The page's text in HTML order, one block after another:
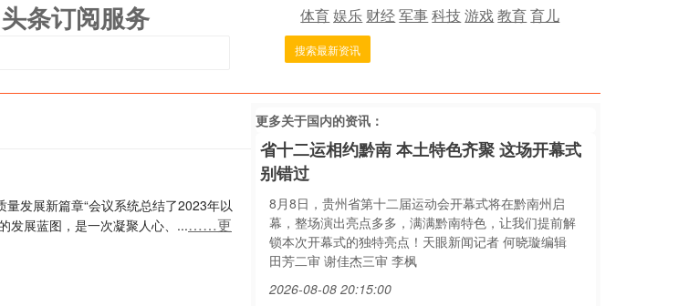
头条订阅服务 体育娱乐 财经军事科技游戏教育育儿
搜索最新资讯
发展新篇章“会议系统总结了2023年以
发展蓝图，是一次凝聚人心、...……更
更多关于国内的资讯：
省十二运相约黔南 本土特色齐聚 这场开幕式
别错过
8月8日，贵州省第十二届运动会开幕式将在黔南州启
幕，整场演出亮点多多，满满黔南特色，让我们提前解
锁本次开幕式的独特亮点！天眼新闻记者 何晓璇编辑
田芳二审 谢佳杰三审 李枫
2026-08-08 20:15:00